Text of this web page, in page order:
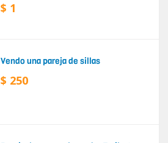
$ 1
Vendo una pareja de sillas
$ 250